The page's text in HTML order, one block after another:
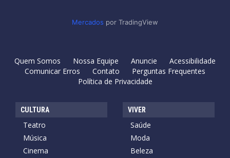
Mercados por TradingView
Quem Somos Nossa Equipe Anuncie
Acessibilidade
Comunicar Erros
Contato
Perguntas Frequentes
Política de Privacidade
CULTURA
Teatro
Música
Cinema
VIVER
Saúde
Moda
Beleza